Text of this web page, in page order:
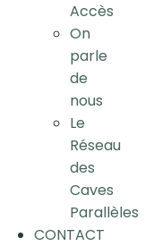
Accès
On
parle
de
nous
Le
Réseau
des
Caves
Parallèles
CONTACT